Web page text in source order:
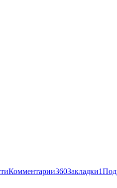
Комментарии360Закладки1